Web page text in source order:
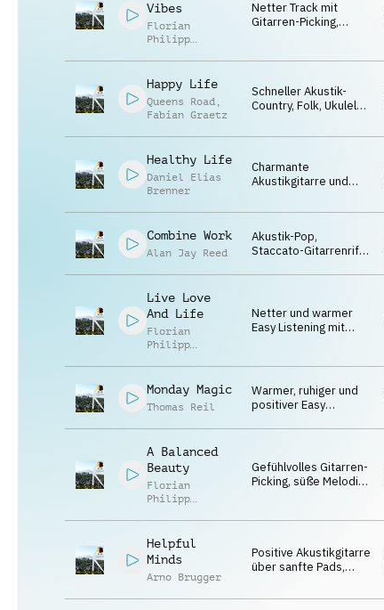
Vibes
Florian
Philipp
Netter Track mit
Gitarren-Picking,
Freizeit
Happy Life
Queens Road ,
Fabian Graetz
Schneller Akustik-
Country, Folk, Ukulele
strahlend, fröhlich
Healthy Life
Daniel Elias
Brenner
Charmante
Akustikgitarre und
leicht humorvolle
Combine Work
Alan Jay Reed
Akustik-Pop,
Staccato-Gitarrenriff,
Kinder, entspannt
Live Love
And Life
Florian
Philipp
Netter und warmer
Easy Listening mit
Vertrauen, süß
Monday Magic
Thomas Reil
Warmer, ruhiger und
positiver Easy
akustischen
A Balanced
Beauty
Florian
Philipp
Gefühlvolles Gitarren-
Picking, süße Melodie,
Helpful
Minds
Arno Brugger
Positive Akustikgitarre
über sanfte Pads,
angenehm, weich